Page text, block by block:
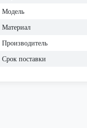
Модель
Материал
Производитель
Срок поставки